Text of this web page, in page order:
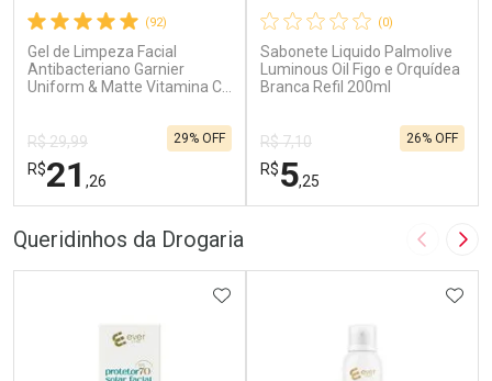
(92)
Gel de Limpeza Facial
Antibacteriano Garnier
Uniform & Matte Vitamina C
R$ 29,99
R$21 ,26
29% OFF
(0)
Sabonete Liquido Palmolive
Luminous Oil Figo e Orquídea
Branca Refil 200ml
R$ 7,10
R$5,25
26% OFF
Queridinhos da Drogaria Imagem
ADICIONAR AOS FAVORITOS